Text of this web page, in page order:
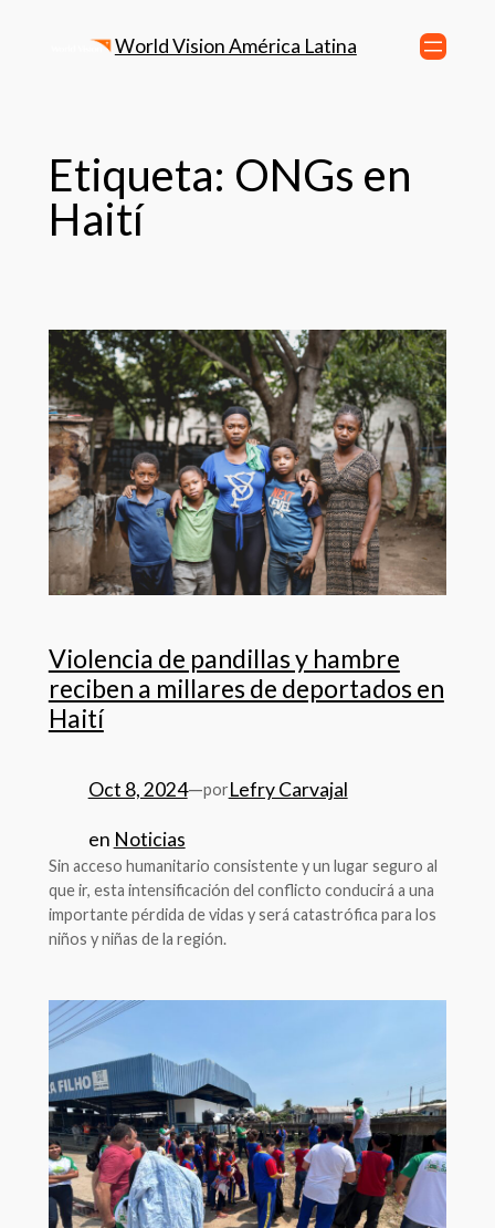
World Vision América Latina
Etiqueta: ONGs en
Haití
Violencia de pandillas y hambre
reciben a millares de deportados en
Haití
Oct 8, 2024—porLefry Carvajal
en Noticias
Sin acceso humanitario consistente y un lugar seguro al
que ir, esta intensificación del conflicto conducirá a una
importante pérdida de vidas y será catastrófica para los
niños y niñas de la región.